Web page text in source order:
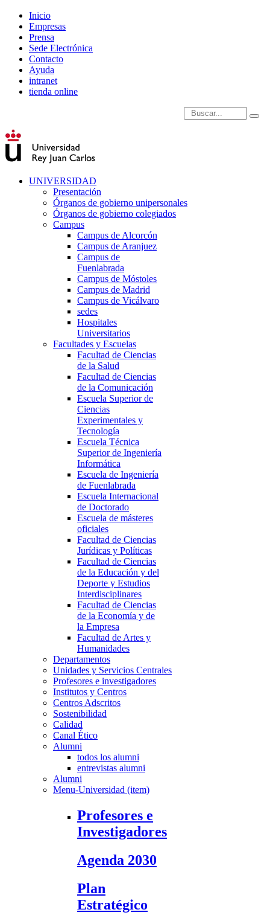
Inicio
Empresas
Prensa
Sede Electrónica
Contacto
Ayuda
intranet
tienda online
Introduce términos de
UNIVERSIDAD
Presentación
Órganos de gobierno unipersonales
Órganos de gobierno colegiados
Campus
Campus de Alcorcón
Campus de Aranjuez
Campus de
Fuenlabrada
Campus de Móstoles
Campus de Madrid
Campus de Vicálvaro
sedes
Hospitales
Universitarios
Facultades y Escuelas
Facultad de Ciencias
de la Salud
Facultad de Ciencias
de la Comunicación
Escuela Superior de
Ciencias
Experimentales y
Tecnología
Escuela Técnica
Superior de Ingeniería
Informática
Escuela de Ingeniería
de Fuenlabrada
Escuela Internacional
de Doctorado
Escuela de másteres
oficiales
Facultad de Ciencias
Jurídicas y Políticas
Facultad de Ciencias
de la Educación y del
Deporte y Estudios
Interdisciplinares
Facultad de Ciencias
de la Economía y de
la Empresa
Facultad de Artes y
Humanidades
Departamentos
Unidades y Servicios Centrales
Profesores e investigadores
Institutos y Centros
Centros Adscritos
Sostenibilidad
Calidad
Canal Ético
Alumni
todos los alumni
entrevistas alumni
Alumni
Menu-Universidad (item)
Profesores e
Investigadores
Agenda 2030
Plan
Estratégico